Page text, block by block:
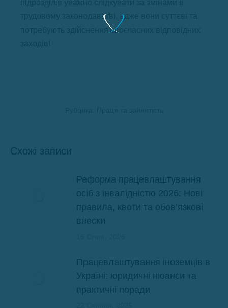
трудовому законодавстві, адже вони суттєві та
потребують здійснення своєчасних відповідних
Схожі записи
Реформа працевлаштування
осіб з інвалідністю 2026: Нові
правила, квоти та обов’язкові
внески
Працевлаштування іноземців в
Україні: юридичні нюанси та
практичні поради